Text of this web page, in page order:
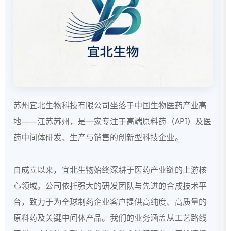
苏州宜北生物科技有限公司坐落于中国生物医药产业高
地——江苏苏州，是一家专注于高端原料药（API）及医
药中间体研发、生产与销售的创新型科技企业。
自成立以来，宜北生物始终深耕于医药产业链的上游核
心领域。公司依托强大的研发团队与先进的合成技术平
台，致力于为全球制药企业客户提供高纯度、高质量的
原料药及关键中间体产品。我们的业务涵盖从工艺路线